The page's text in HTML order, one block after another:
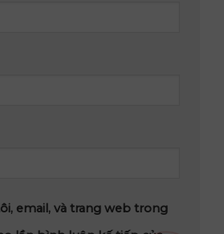
email, và trang web trong